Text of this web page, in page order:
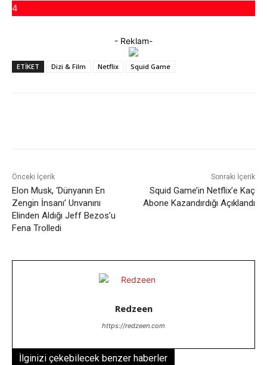
4
- Reklam-
ETIKET Dizi & Film Netflix Squid Game
Önceki İçerik
Elon Musk, ‘Dünyanın En
Zengin İnsanı’ Unvanını
Elinden Aldığı Jeff Bezos’u
Fena Trolledi
Sonraki İçerik
Squid Game’in Netflix’e Kaç
Abone Kazandırdığı Açıklandı
Redzeen
https://redzeen.com
İlginizi çekebilecek benzer haberler